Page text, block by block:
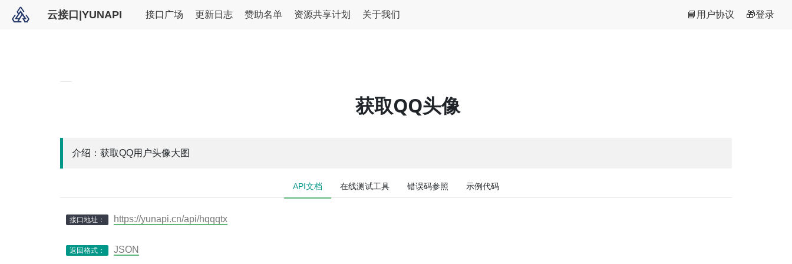
云接口|YUNAPI 接口广场 更新日志 赞助名单 资源共享计划 关于我们 📘用户协议 🎁登录
获取QQ头像
介绍：获取QQ用户头像大图
API文档 在线测试工具 错误码参照 示例代码
接口地址： https://yunapi.cn/api/hqqqtx
返回格式： JSON